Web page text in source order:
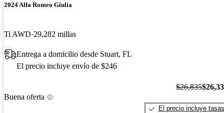
2024 Alfa Romeo Giulia
Ti AWD 29,282 millas
Entrega a domicilio desde Stuart, FL
El precio incluye envío de $246
Buena oferta
$26,835
El precio incluye tasas